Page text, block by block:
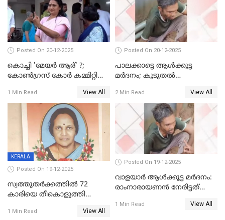
Posted On 20-12-2025
കൊച്ചി 'മേയർ ആര്' ?;
കോണ്‍ഗ്രസ് കോര്‍ കമ്മിറ്റി
1 Min Read View All
Posted On 20-12-2025
പാലക്കാട്ടെ ആള്‍ക്കൂട്ട
മര്‍ദനം; കൂടുതല്‍
അംഗ സംഘമെന്ന് വിവരം
2 Min Read View All
KERALA
Posted On 19-12-2025
സ്വത്തുതര്‍ക്കത്തില്‍ 72
കാരിയെ തീകൊളുത്തി
ക്രൂരകൊലപാതകത്തില്‍
1 Min Read View All
Posted On 19-12-2025
വാളയാർ ആൾക്കൂട്ട മർദനം:
രാംനാരായണൻ നേരിട്ടത്
നാൽപ്പതിലേറെ
1 Min Read View All